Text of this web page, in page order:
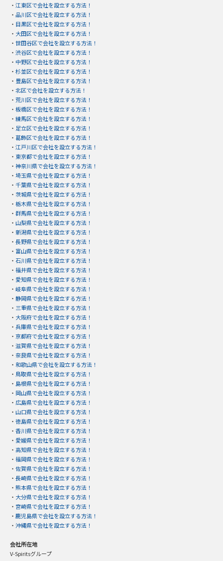
・ 江東区で会社を設立する方法！
・ 品川区で会社を設立する方法！
・ 目黒区で会社を設立する方法！
・ 大田区で会社を設立する方法！
・ 世田谷区で会社を設立する方法！
・ 渋谷区で会社を設立する方法！
・ 中野区で会社を設立する方法！
・ 杉並区で会社を設立する方法！
・ 豊島区で会社を設立する方法！
・ 北区で会社を設立する方法！
・ 荒川区で会社を設立する方法！
・ 板橋区で会社を設立する方法！
・ 練馬区で会社を設立する方法！
・ 足立区で会社を設立する方法！
・ 葛飾区で会社を設立する方法！
・ 江戸川区で会社を設立する方法！
・ 東京都で会社を設立する方法！
・ 神奈川県で会社を設立する方法！
・ 埼玉県で会社を設立する方法！
・ 千葉県で会社を設立する方法！
・ 茨城県で会社を設立する方法！
・ 栃木県で会社を設立する方法！
・ 群馬県で会社を設立する方法！
・ 山梨県で会社を設立する方法！
・ 新潟県で会社を設立する方法！
・ 長野県で会社を設立する方法！
・ 富山県で会社を設立する方法！
・ 石川県で会社を設立する方法！
・ 福井県で会社を設立する方法！
・ 愛知県で会社を設立する方法！
・ 岐阜県で会社を設立する方法！
・ 静岡県で会社を設立する方法！
・ 三重県で会社を設立する方法！
・ 大阪府で会社を設立する方法！
・ 兵庫県で会社を設立する方法！
・ 京都府で会社を設立する方法！
・ 滋賀県で会社を設立する方法！
・ 奈良県で会社を設立する方法！
・ 和歌山県で会社を設立する方法！
・ 鳥取県で会社を設立する方法！
・ 島根県で会社を設立する方法！
・ 岡山県で会社を設立する方法！
・ 広島県で会社を設立する方法！
・ 山口県で会社を設立する方法！
・ 徳島県で会社を設立する方法！
・ 香川県で会社を設立する方法！
・ 愛媛県で会社を設立する方法！
・ 高知県で会社を設立する方法！
・ 福岡県で会社を設立する方法！
・ 佐賀県で会社を設立する方法！
・ 長崎県で会社を設立する方法！
・ 熊本県で会社を設立する方法！
・ 大分県で会社を設立する方法！
・ 宮崎県で会社を設立する方法！
・ 鹿児島県で会社を設立する方法！
・ 沖縄県で会社を設立する方法！
会社所在地
V-Spiritsグループ